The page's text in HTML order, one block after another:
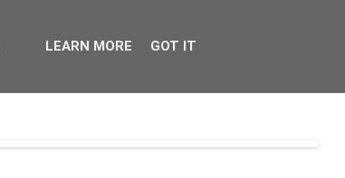
LEARN MORE GOT IT